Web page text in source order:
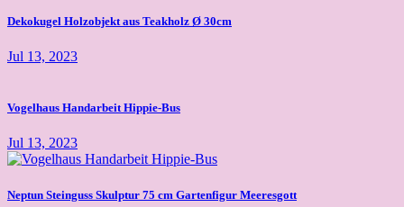
Dekokugel Holzobjekt aus Teakholz Ø 30cm
Jul 13, 2023
Vogelhaus Handarbeit Hippie-Bus
Jul 13, 2023
Neptun Steinguss Skulptur 75 cm Gartenfigur Meeresgott